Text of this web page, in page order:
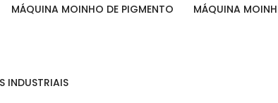
MÁQUINA MOINHO DE PIGMENTO MÁQUINA
INDUSTRIAIS